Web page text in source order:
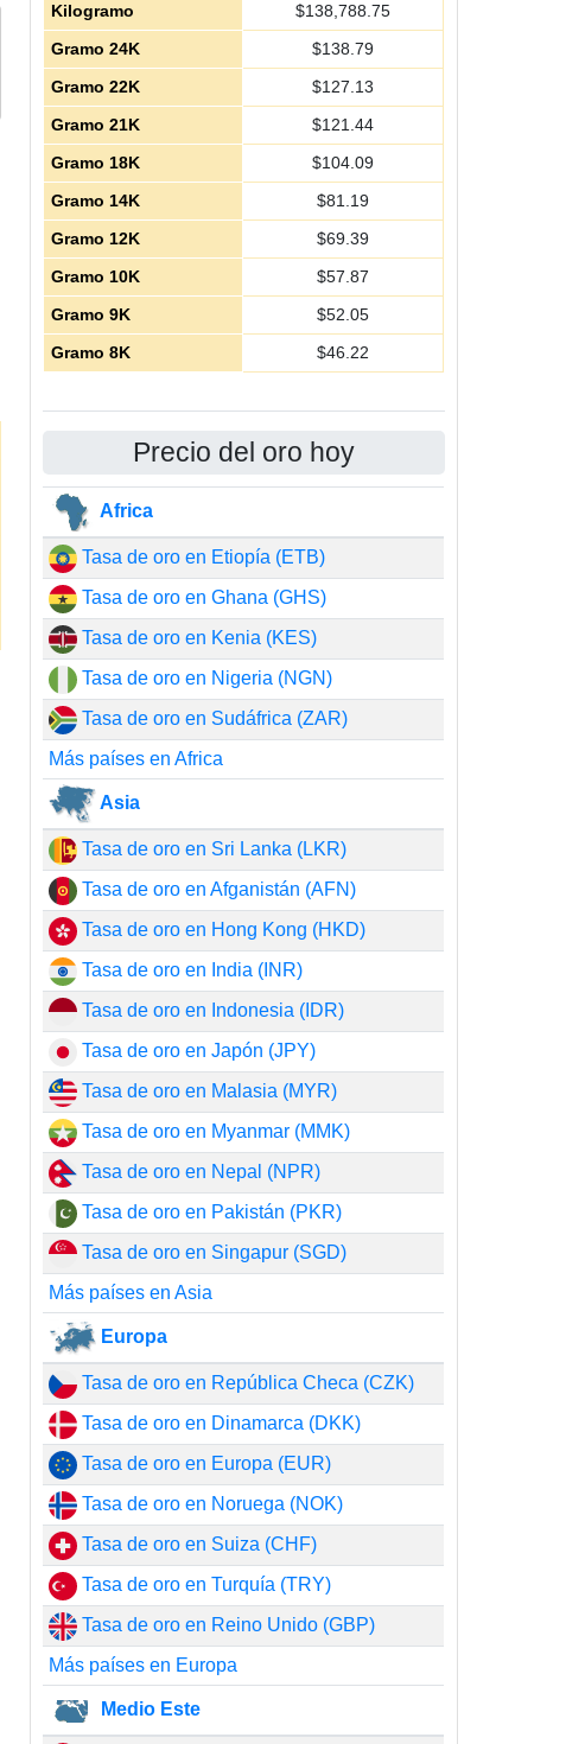
Kilogramo
$138,788.75
Gramo 24K
$138.79
Gramo 22K
$127.13
Gramo 21K
$121.44
Gramo 18K
$104.09
Gramo 14K
$81.19
Gramo 12K
$69.39
Gramo 10K
$57.87
Gramo 9K
$52.05
Gramo 8K
$46.22
Precio del oro hoy
Africa
Tasa de oro en Etiopía (ETB)
Tasa de oro en Ghana (GHS)
Tasa de oro en Kenia (KES)
Tasa de oro en Nigeria (NGN)
Tasa de oro en Sudáfrica (ZAR)
Más países en Africa
Asia
Tasa de oro en Sri Lanka (LKR)
Tasa de oro en Afganistán (AFN)
Tasa de oro en Hong Kong (HKD)
Tasa de oro en India (INR)
Tasa de oro en Indonesia (IDR)
Tasa de oro en Japón (JPY)
Tasa de oro en Malasia (MYR)
Tasa de oro en Myanmar (MMK)
Tasa de oro en Nepal (NPR)
Tasa de oro en Pakistán (PKR)
Tasa de oro en Singapur (SGD)
Más países en Asia
Europa
Tasa de oro en República Checa (CZK)
Tasa de oro en Dinamarca (DKK)
Tasa de oro en Europa (EUR)
Tasa de oro en Noruega (NOK)
Tasa de oro en Suiza (CHF)
Tasa de oro en Turquía (TRY)
Tasa de oro en Reino Unido (GBP)
Más países en Europa
Medio Este